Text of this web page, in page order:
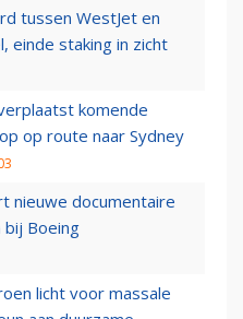
tussen WestJet en
einde staking in zicht
komende
op route naar Sydney
nieuwe documentaire
Boeing
licht voor massale